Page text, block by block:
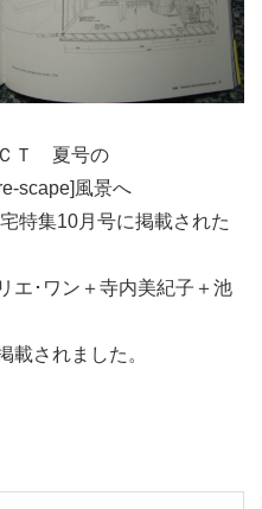
Ｔ 夏号の
scape]風景へ
特集10月号に掲載された
エ･ワン＋寺内美紀子＋池
載されました。